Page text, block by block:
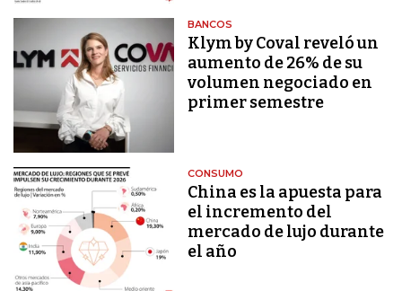
BANCOS
Klym by Coval reveló un
aumento de 26% de su
volumen negociado en
primer semestre
CONSUMO
China es la apuesta para
el incremento del
mercado de lujo durante
el año